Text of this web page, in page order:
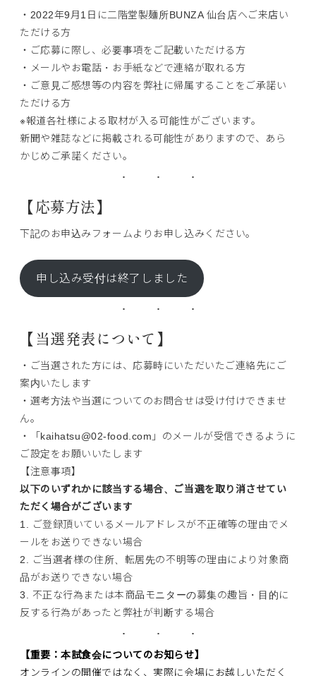
・2022年9月1日に二階堂製麺所BUNZA 仙台店へご来店い
ただける方
・ご応募に際し、必要事項をご記載いただける方
・メールやお電話・お手紙などで連絡が取れる方
・ご意見ご感想等の内容を弊社に帰属することをご承諾い
ただける方
※報道各社様による取材が入る可能性がございます。
新聞や雑誌などに掲載される可能性がありますので、あら
かじめご承諾ください。
【応募方法】
下記のお申込みフォームよりお申し込みください。
申し込み受付は終了しました
【当選発表について】
・ご当選された方には、応募時にいただいたご連絡先にご
案内いたします
・選考方法や当選についてのお問合せは受け付けできませ
ん。
・「kaihatsu@02-food.com」のメールが受信できるように
ご設定をお願いいたします
【注意事項】
以下のいずれかに該当する場合、ご当選を取り消させてい
ただく場合がございます
1. ご登録頂いているメールアドレスが不正確等の理由でメ
ールをお送りできない場合
2. ご当選者様の住所、転居先の不明等の理由により対象商
品がお送りできない場合
3. 不正な行為または本商品モニターの募集の趣旨・目的に
反する行為があったと弊社が判断する場合
【重要：本試食会についてのお知らせ】
オンラインの開催ではなく、実際に会場にお越しいただく